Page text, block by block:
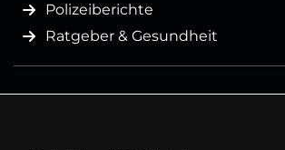
Polizeiberichte
Ratgeber & Gesundheit